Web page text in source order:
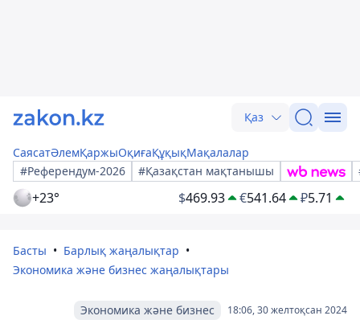
Қаз
СаясатӘлемҚаржыОқиғаҚұқықМақалалар
#Референдум-2026
#Қазақстан мақтанышы
+23° $469.93 €541.64 ₽5.71
Басты
Барлық жаңалықтар
Экономика және бизнес жаңалықтары
18:06, 30 желтоқсан 2024
Экономика және бизнес